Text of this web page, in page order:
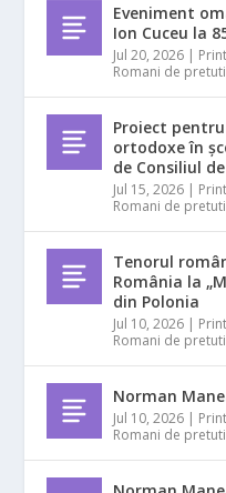
Eveniment
Ion Cuceu la
Jul 20, 2026 |
Romani de
Proiect
ortodoxe în
de Consiliul
Jul 15, 2026 |
Romani de
Tenorul
România la
din Polonia
Jul 10, 2026 |
Romani de
Norman
Jul 10, 2026 |
Romani de